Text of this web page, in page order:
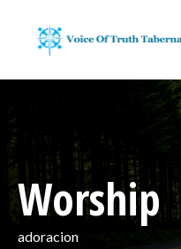
Worship
adoracion